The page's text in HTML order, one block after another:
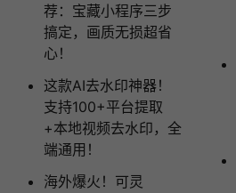
荐：宝藏小程序三步
搞定，画质无损超省
心！
这款AI去水印神器！
支持100+平台提取
+本地视频去水印，全
端通用！
海外爆火！可灵